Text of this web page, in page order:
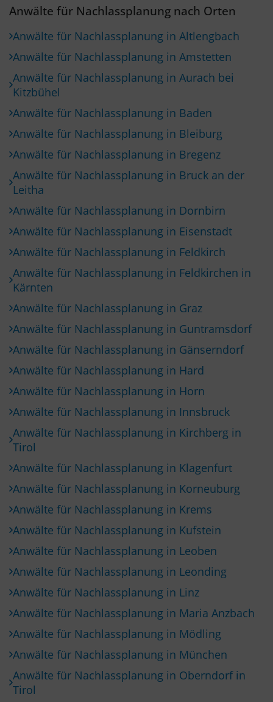
Anwälte für Nachlassplanung nach Orten
Anwälte für Nachlassplanung in Altlengbach
Anwälte für Nachlassplanung in Amstetten
Anwälte für Nachlassplanung in Aurach bei
Kitzbühel
Anwälte für Nachlassplanung in Baden
Anwälte für Nachlassplanung in Bleiburg
Anwälte für Nachlassplanung in Bregenz
Anwälte für Nachlassplanung in Bruck an der
Leitha
Anwälte für Nachlassplanung in Dornbirn
Anwälte für Nachlassplanung in Eisenstadt
Anwälte für Nachlassplanung in Feldkirch
Anwälte für Nachlassplanung in Feldkirchen in
Kärnten
Anwälte für Nachlassplanung in Graz
Anwälte für Nachlassplanung in Guntramsdorf
Anwälte für Nachlassplanung in Gänserndorf
Anwälte für Nachlassplanung in Hard
Anwälte für Nachlassplanung in Horn
Anwälte für Nachlassplanung in Innsbruck
Anwälte für Nachlassplanung in Kirchberg in
Tirol
Anwälte für Nachlassplanung in Klagenfurt
Anwälte für Nachlassplanung in Korneuburg
Anwälte für Nachlassplanung in Krems
Anwälte für Nachlassplanung in Kufstein
Anwälte für Nachlassplanung in Leoben
Anwälte für Nachlassplanung in Leonding
Anwälte für Nachlassplanung in Linz
Anwälte für Nachlassplanung in Maria Anzbach
Anwälte für Nachlassplanung in Mödling
Anwälte für Nachlassplanung in München
Anwälte für Nachlassplanung in Oberndorf in
Tirol